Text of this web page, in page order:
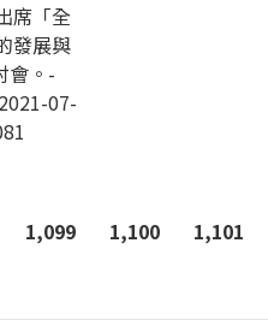
席「全
發展與
會。-
07-
1,099 1,100 1,101